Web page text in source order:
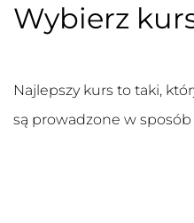
Wybierz
Najlepszy kurs to taki,
są prowadzone w